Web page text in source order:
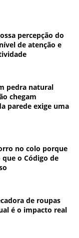
percepção do
de atenção e
pedra natural
chegam
parede exige uma
no colo porque
o Código de
de roupas
é o impacto real